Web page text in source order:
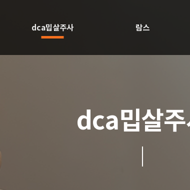
dca밉살주사 람스
dca밉살